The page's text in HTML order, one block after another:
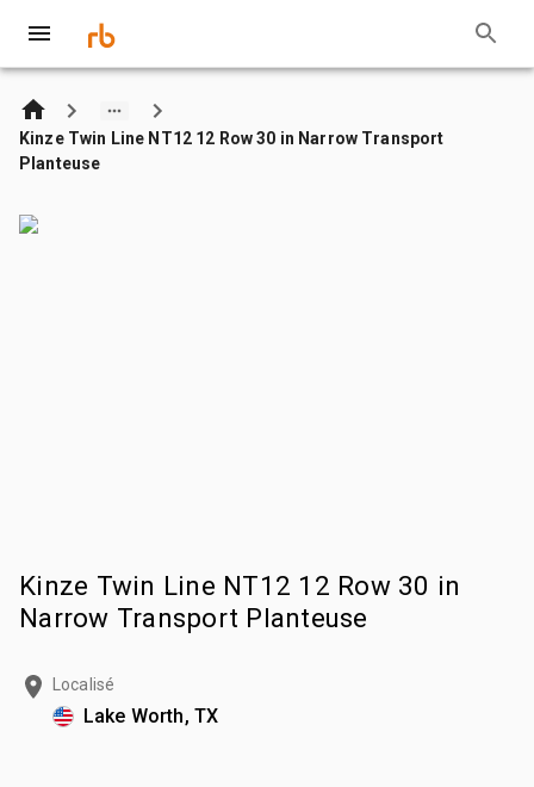
Kinze Twin Line NT12 12 Row 30 in Narrow Transport
Planteuse
Kinze Twin Line NT12 12 Row 30 in
Narrow Transport Planteuse
Localisé
Lake Worth, TX